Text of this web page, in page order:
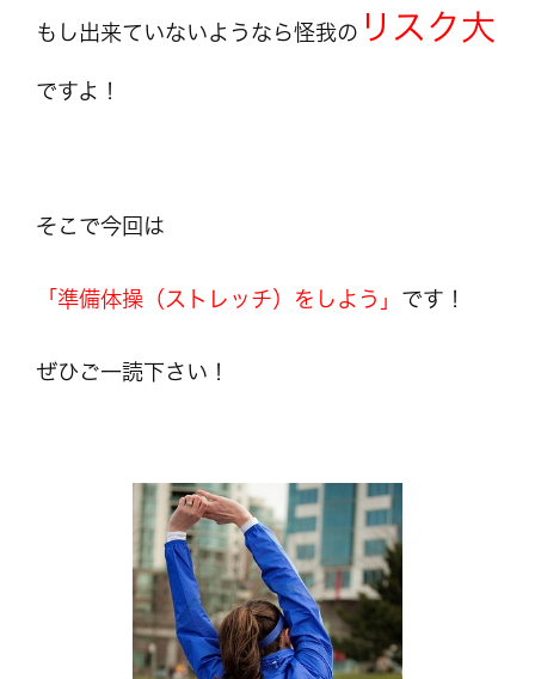
もし出来ていないようなら怪我の リスク大
ですよ！
そこで今回は
「準備体操（ストレッチ）をしよう」 です！
ぜひご一読下さい！